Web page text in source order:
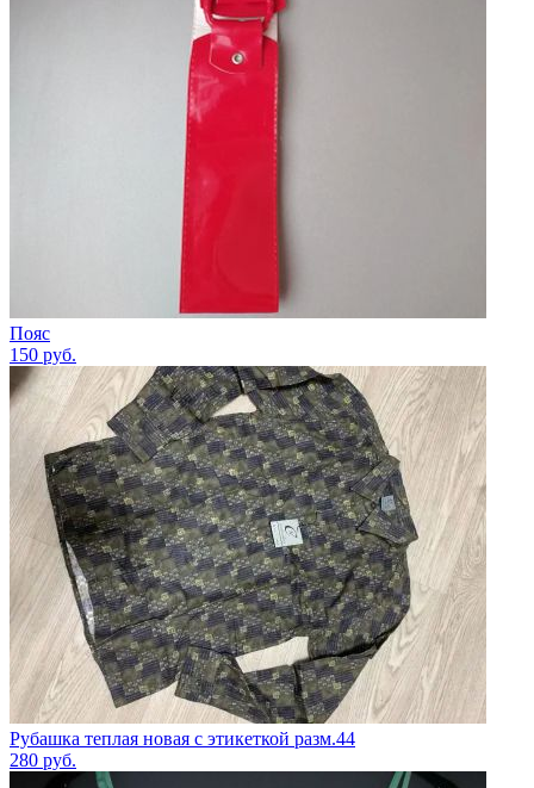
Пояс
150 руб.
Рубашка теплая новая с этикеткой разм.44
280 руб.